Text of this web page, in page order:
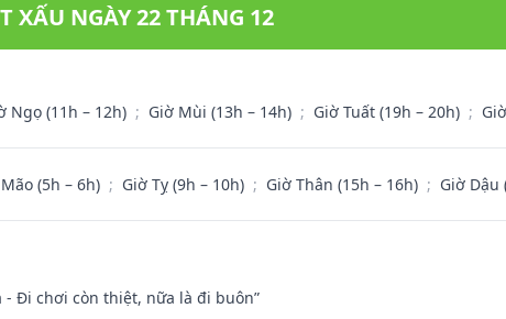
XẤU NGÀY 22 THÁNG 12
Ngọ (11h – 12h) ; Giờ Mùi (13h – 14h) ; Giờ Tuất (19h – 20h) ;
(5h – 6h) ; Giờ Tỵ (9h – 10h) ; Giờ Thân (15h – 16h) ; Giờ Dậu
Đi chơi còn thiệt, nữa là đi buôn”